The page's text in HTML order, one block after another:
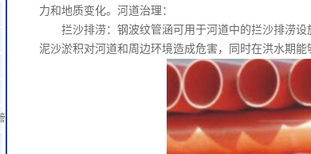
PVC七孔梅花管
璃钢电缆护套管
力和地质变化。河道治理：
拦沙排涝：钢波纹管涵可用于河道中的拦沙排涝设
泥沙淤积对河道和周边环境造成危害，同时在洪水期能